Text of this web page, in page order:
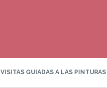
VISITAS GUIADAS A LAS